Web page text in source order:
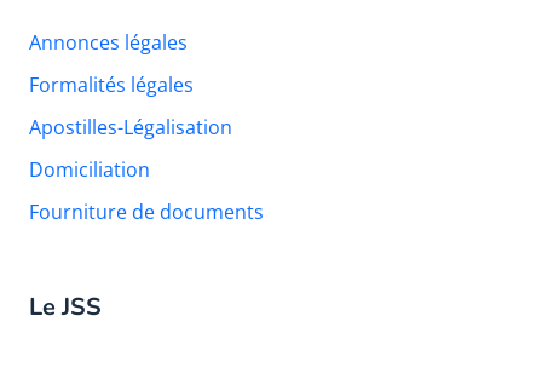
Annonces légales
Formalités légales
Apostilles-Légalisation
Domiciliation
Fourniture de documents
Le JSS